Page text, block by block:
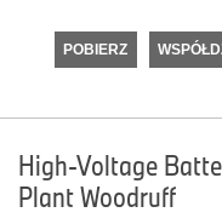
seconds
POBIERZ
High-Voltage
Plant Woodruff